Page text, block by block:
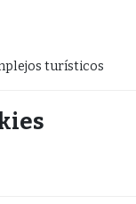
turísticos